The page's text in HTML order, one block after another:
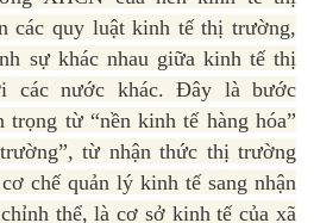
các quy luật kinh tế thị trường,
sự khác nhau giữa kinh tế thị
các nước khác. Đây là bước
trọng từ “nền kinh tế hàng hóa”
từ nhận thức thị trường
chế quản lý kinh tế sang nhận
thể, là cơ sở kinh tế của xã